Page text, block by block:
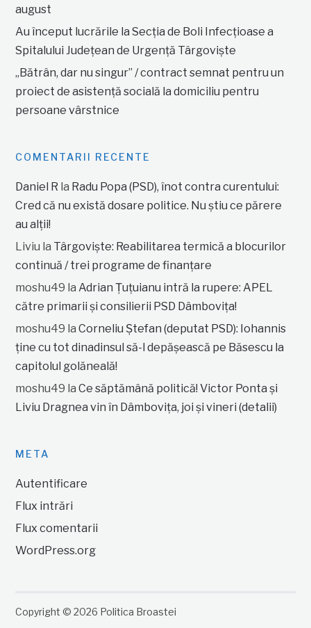
august
Au început lucrările la Secția de Boli Infecțioase a
Spitalului Județean de Urgență Târgoviște
„Bătrân, dar nu singur” / contract semnat pentru un
proiect de asistență socială la domiciliu pentru
persoane vârstnice
COMENTARII RECENTE
Daniel R la Radu Popa (PSD), înot contra curentului:
Cred că nu există dosare politice. Nu știu ce părere
au alții!
Liviu la Târgoviște: Reabilitarea termică a blocurilor
continuă / trei programe de finanțare
moshu49 laAdrian Țuțuianu intră la rupere: APEL
către primarii și consilierii PSD Dâmbovița!
moshu49 laCorneliu Ștefan (deputat PSD): Iohannis
ține cu tot dinadinsul să-l depășească pe Băsescu la
capitolul golăneală!
moshu49 laCe săptămână politică! Victor Ponta și
Liviu Dragnea vin în Dâmbovița, joi și vineri (detalii)
META
Autentificare
Flux intrări
Flux comentarii
WordPress.org
Copyright © 2026 Politica Broastei